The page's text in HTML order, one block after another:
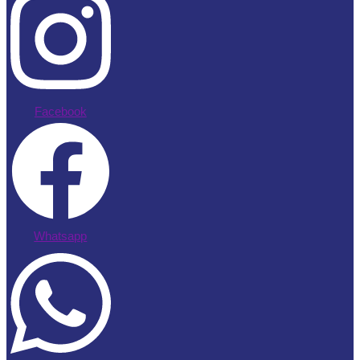
Facebook
Whatsapp